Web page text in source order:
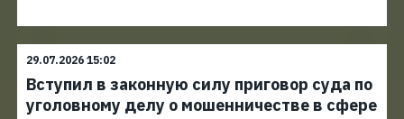
29.07.2026 15:02
Вступил в законную силу приговор суда по
уголовному делу о мошенничестве в сфере